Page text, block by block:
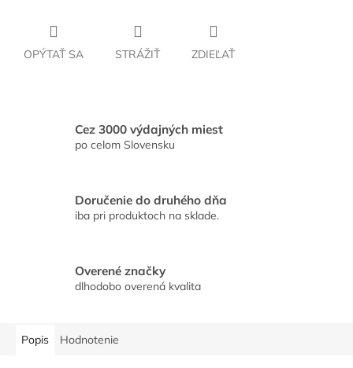
OPÝTAŤ SA STRÁŽIŤ ZDIEĽAŤ
Cez 3000 výdajných miest
po celom Slovensku
Doručenie do druhého dňa
iba pri produktoch na sklade.
Overené značky
dlhodobo overená kvalita
Popis Hodnotenie